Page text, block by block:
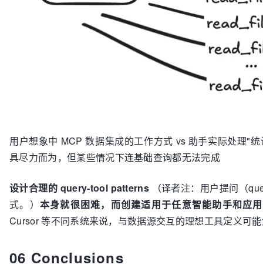
用户想象中 MCP 数据集成的工作方式 vs 助手实际处理"
具尽力而为，但某些情况下连基础查询都无法完成
设计合理的 query-tool patterns （译者注：用户提问（
式。） 本身就很困难，而创建适用于任意智能助手和应
Cursor 等不同系统来说，与数据源交互的理想工具定义可
06 Conclusions